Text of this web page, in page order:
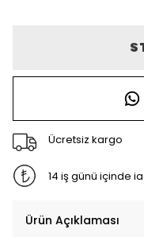
Ücretsiz kargo
14 iş günü içinde
Ürün Açıklaması